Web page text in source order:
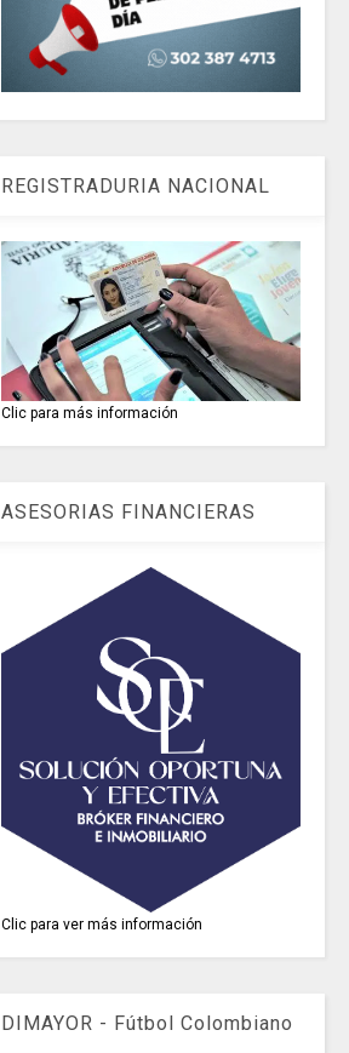
REGISTRADURIA NACIONAL
Clic para más información
ASESORIAS FINANCIERAS
Clic para ver más información
DIMAYOR - Fútbol Colombiano